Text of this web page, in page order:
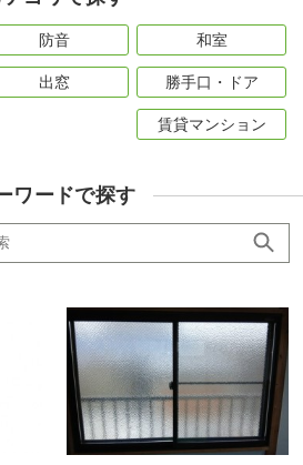
防音 和室
出窓 勝手口・ドア
賃貸マンション
ワードで探す